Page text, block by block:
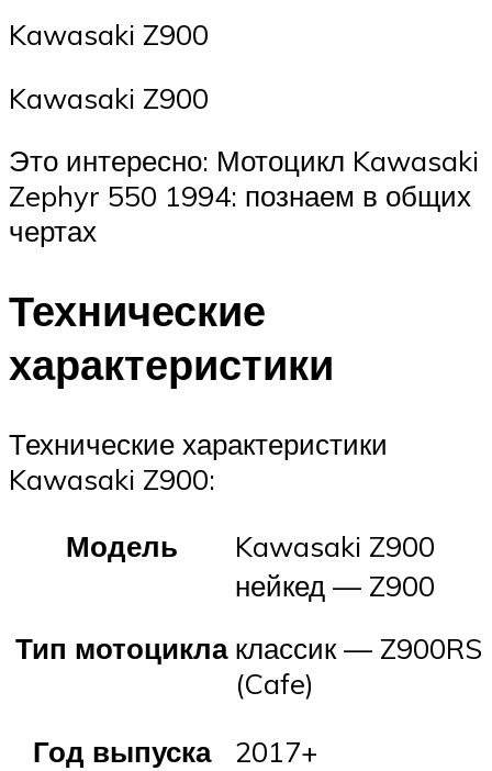
Kawasaki Z900
Kawasaki Z900
Это интересно: Мотоцикл Kawasaki
Zephyr 550 1994: познаем в общих
чертах
Технические
характеристики
Технические характеристики
Kawasaki Z900:
Модель
Kawasaki Z900
Тип мотоцикла
нейкед — Z900
классик — Z900RS
(Cafe)
Год выпуска
2017+